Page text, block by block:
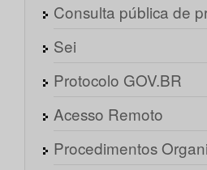
Consulta pública de
Sei
Protocolo GOV.BR
Acesso Remoto
Procedimentos